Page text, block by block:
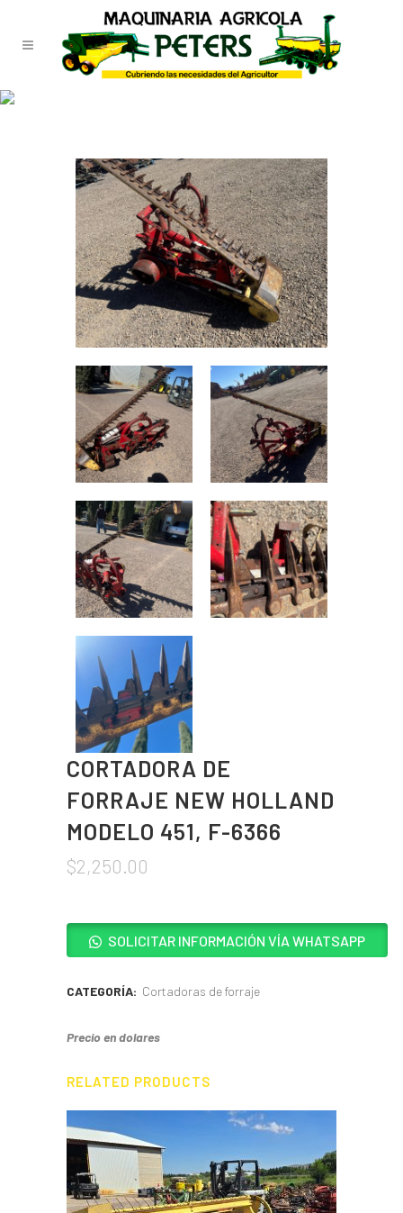
CORTADORA DE
FORRAJE NEW HOLLAND
MODELO 451, F-6366
$2,250.00
SOLICITAR INFORMACIÓN VÍA WHATSAPP
CATEGORÍA: Cortadoras de forraje
Precio en dolares
RELATED PRODUCTS